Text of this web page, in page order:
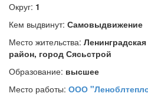
Округ: 1
Кем выдвинут: Самовыдвижение
Место жительства:
район, город Сясьстрой
Образование: высшее
Место работы: ООО